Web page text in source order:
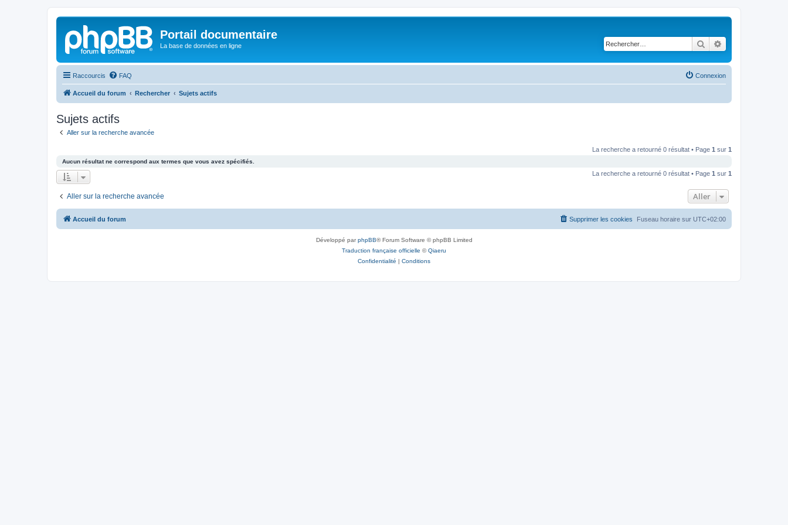
Portail documentaire
La base de données en ligne Rechercher
Raccourcis FAQ Connexion
Accueil du forum Rechercher Sujets actifs
Sujets actifs
Aller sur la recherche avancée
La recherche a retourné 0 résultat • Page 1 sur 1
Aucun résultat ne correspond aux termes que vous avez spécifiés.
La recherche a retourné 0 résultat • Page 1 sur 1
Aller sur la recherche avancée Aller
Accueil du forum Fuseau horaire sur UTC+02:00
Supprimer les cookies
Développé parphpBB® Forum Software © phpBB Limited
Traduction française officielle ©Qiaeru
Confidentialité | Conditions